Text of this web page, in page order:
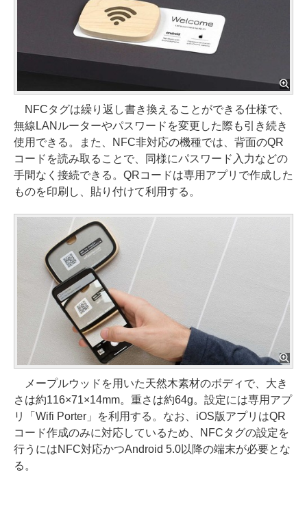
NFCタグは繰り返し書き換えることができる仕様で、
無線LANルーターやパスワードを変更した際も引き続き
使用できる。また、NFC非対応の機種では、背面のQR
コードを読み取ることで、同様にパスワード入力などの
手間なく接続できる。QRコードは専用アプリで作成した
ものを印刷し、貼り付けて利用する。
メープルウッドを用いた天然木素材のボディで、大き
さは約116×71×14mm。重さは約64g。設定には専用アプ
リ「Wifi Porter」を利用する。なお、iOS版アプリはQR
コード作成のみに対応しているため、NFCタグの設定を
行うにはNFC対応かつAndroid 5.0以降の端末が必要とな
る。